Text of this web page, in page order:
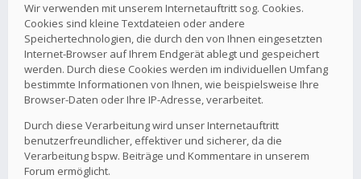
Wir verwenden mit unserem Internetauftritt sog. Cookies.
Cookies sind kleine Textdateien oder andere
Speichertechnologien, die durch den von Ihnen eingesetzten
Internet-Browser auf Ihrem Endgerät ablegt und gespeichert
werden. Durch diese Cookies werden im individuellen Umfang
bestimmte Informationen von Ihnen, wie beispielsweise Ihre
Browser-Daten oder Ihre IP-Adresse, verarbeitet.
Durch diese Verarbeitung wird unser Internetauftritt
benutzerfreundlicher, effektiver und sicherer, da die
Verarbeitung bspw. Beiträge und Kommentare in unserem
Forum ermöglicht.